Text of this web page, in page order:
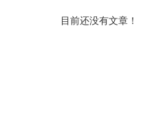
目前还没有文章！